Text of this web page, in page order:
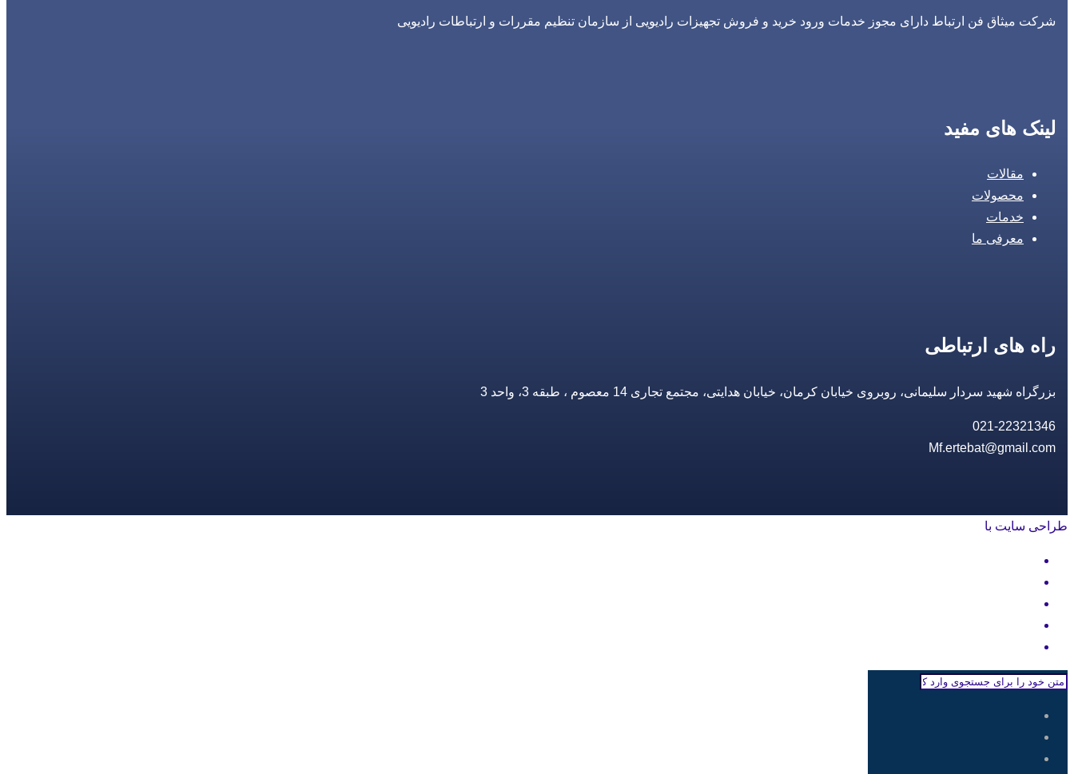
شرکت میثاق فن ارتباط دارای مجوز خدمات ورود خرید و فروش تجهیزات رادیویی از سازمان تنظیم مقررات و ارتباطات رادیویی
لینک های مفید
مقالات
محصولات
خدمات
معرفی ما
راه های ارتباطی
بزرگراه شهید سردار سلیمانی، روبروی خیابان کرمان، خیابان هدایتی، مجتمع تجاری 14 معصوم ، طبقه 3، واحد 3
021-22321346
Mf.ertebat@gmail.com
طراحی سایت با